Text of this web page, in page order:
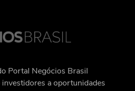
Portal Negócios Brasil
a oportunidades